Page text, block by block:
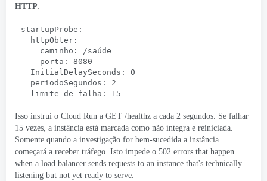
HTTP:
startupProbe:
  httpObter:
    caminho: /saúde
    porta: 8080
  InitialDelaySeconds: 0
  períodoSegundos: 2
  limite de falha: 15
Isso instrui o Cloud Run a GET /healthz a cada 2 segundos. Se falhar
15 vezes, a instância está marcada como não íntegra e reiniciada.
Somente quando a investigação for bem-sucedida a instância
começará a receber tráfego. Isto impede o 502 errors that happen
when a load balancer sends requests to an instance that's technically
listening but not yet ready to serve.